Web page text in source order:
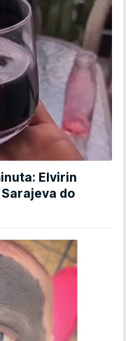
Elvirin
do